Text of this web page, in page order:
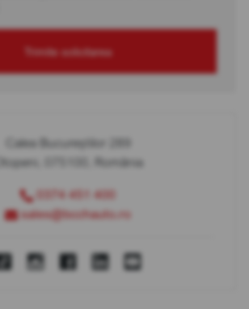
Trimite solicitarea
Calea Bucureștilor 289
Otopeni, 075100, România
0374 451 400
sales@bcchauto.ro